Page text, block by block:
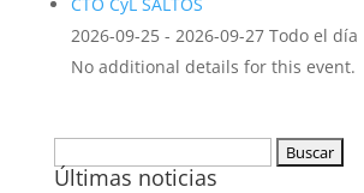
2026-09-25 - 2026-09-27 Todo el día
No additional details for this event.
Últimas noticias